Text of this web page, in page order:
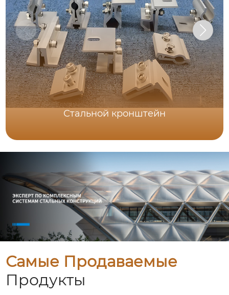
Стальной кронштейн
Самые Продаваемые
Продукты